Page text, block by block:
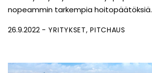
nopeammin tarkempia hoitopäätöksiä.
26.9.2022 YRITYKSET PITCHAUS